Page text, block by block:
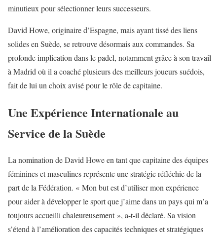
minutieux pour sélectionner leurs successeurs.
David Howe, originaire d’Espagne, mais ayant tissé des liens
solides en Suède, se retrouve désormais aux commandes. Sa
profonde implication dans le padel, notamment grâce à son travail
à Madrid où il a coaché plusieurs des meilleurs joueurs suédois,
fait de lui un choix avisé pour le rôle de capitaine.
Une Expérience Internationale au
Service de la Suède
La nomination de David Howe en tant que capitaine des équipes
féminines et masculines représente une stratégie réfléchie de la
part de la Fédération. « Mon but est d’utiliser mon expérience
pour aider à développer le sport que j’aime dans un pays qui m’a
toujours accueilli chaleureusement », a-t-il déclaré. Sa vision
s’étend à l’amélioration des capacités techniques et stratégiques